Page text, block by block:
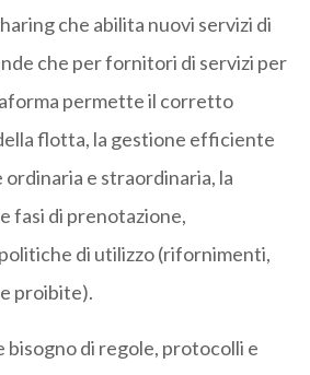
che abilita nuovi servizi di
che per fornitori di servizi per
permette il corretto
flotta, la gestione efficiente
e straordinaria, la
fasi di prenotazione,
politiche di utilizzo (rifornimenti,
proibite).
bisogno di regole, protocolli e